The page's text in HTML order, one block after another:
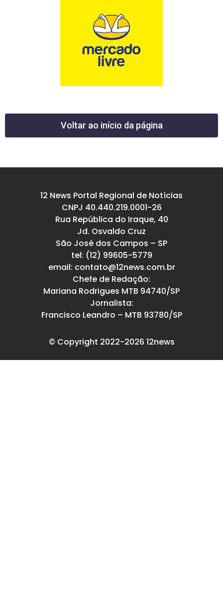
Voltar ao início da página
12 News Portal Regional de Notícias
CNPJ 40.440.219.0001-26
Rua República do Iraque, 40
Jd. Osvaldo Cruz
São José dos Campos – SP
tel: (12) 99605-5779
email: contato@12news.com.br
Chefe de Redação:
Mariana Rodrigues MTB 94740/SP
Jornalista:
Francisco Leandro – MTB 93780/SP
© Copyright 2022-2026 12news